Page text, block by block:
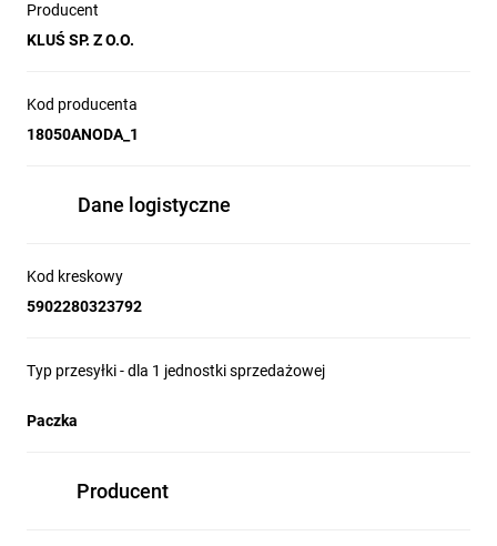
Producent
KLUŚ SP. Z O.O.
Kod producenta
18050ANODA_1
Dane logistyczne
Kod kreskowy
5902280323792
Typ przesyłki - dla 1 jednostki sprzedażowej
Paczka
Producent